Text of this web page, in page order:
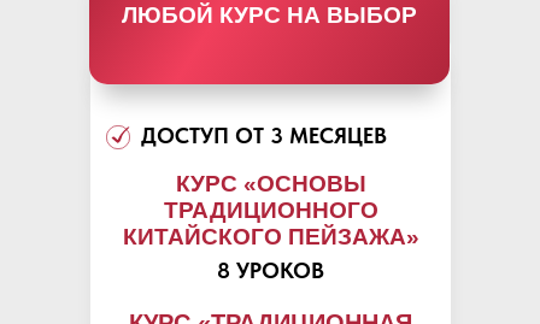
КУРС «ОСНОВЫ
ТРАДИЦИОННОГО
КИТАЙСКОГО ПЕЙЗАЖА»
ЛЮБОЙ КУРС НА ВЫБОР
8 УРОКОВ
ДОСТУП ОТ 3 МЕСЯЦЕВ